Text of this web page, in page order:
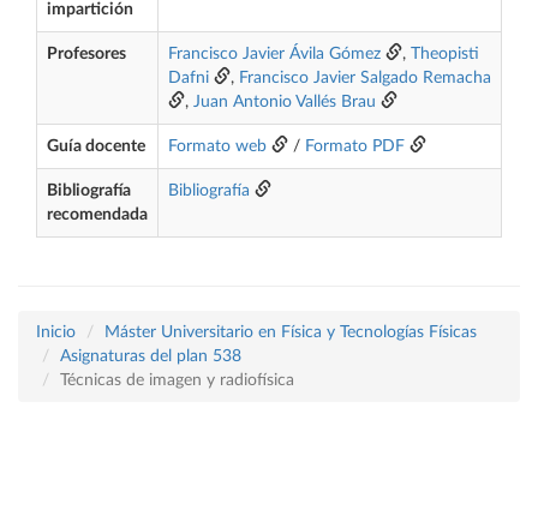
impartición
Profesores Francisco Javier Ávila Gómez ,
Theopisti
Dafni
, Francisco Javier Salgado Remacha
, Juan Antonio Vallés Brau
Guía docente Formato web / Formato PDF
Bibliografía
recomendada
Bibliografía
Inicio
Máster Universitario en Física y Tecnologías Físicas
Asignaturas del plan 538
Técnicas de imagen y radiofísica